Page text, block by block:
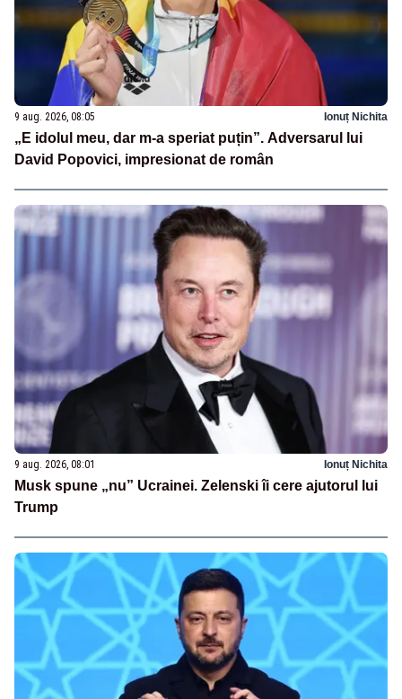
9 aug. 2026, 08:05 Ionuț Nichita
„E idolul meu, dar m-a speriat puțin”. Adversarul lui
David Popovici, impresionat de român
9 aug. 2026, 08:01 Ionuț Nichita
Musk spune „nu” Ucrainei. Zelenski îi cere ajutorul lui
Trump